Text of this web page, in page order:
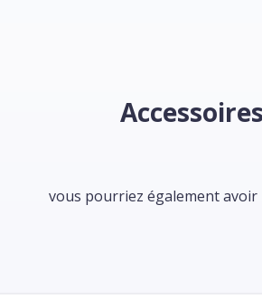
Accessoires
vous pourriez également avoir